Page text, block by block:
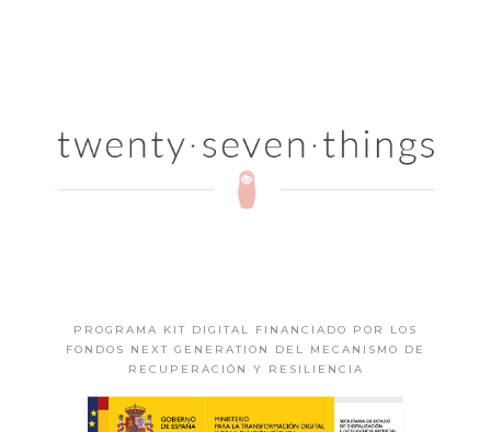
PROGRAMA KIT DIGITAL FINANCIADO POR LOS
FONDOS NEXT GENERATION DEL MECANISMO DE
RECUPERACIÓN Y RESILIENCIA